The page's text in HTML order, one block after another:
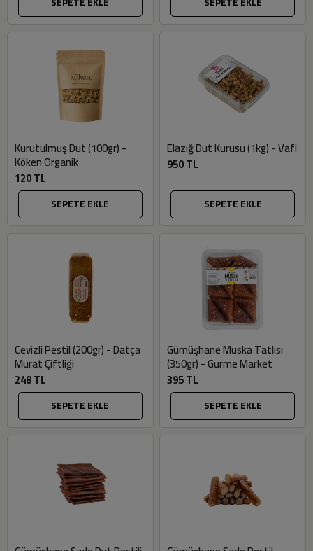
Kurutulmuş Dut (100gr) -
Köken Organik
120 TL
SEPETE EKLE
Elazığ Dut Kurusu (1kg) - Vafi
950 TL
SEPETE EKLE
Cevizli Pestil (200gr) - Datça
Murat Çiftliği
248 TL
SEPETE EKLE
Gümüşhane Muska Tatlısı
(350gr) - Gurme Market
395 TL
SEPETE EKLE